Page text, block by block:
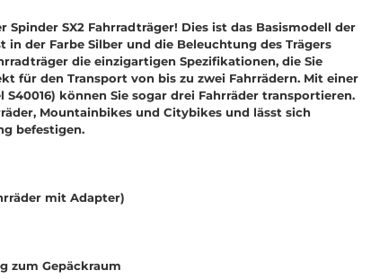
SX2 Fahrradträger! Dies ist das Basismodell der
in der Farbe Silber und die Beleuchtung des Trägers
die einzigartigen Spezifikationen, die Sie
für den Transport von bis zu zwei Fahrrädern. Mit einer
können Sie sogar drei Fahrräder transportieren.
Mountainbikes und Citybikes und lässt sich
befestigen.
mit Adapter)
zum Gepäckraum